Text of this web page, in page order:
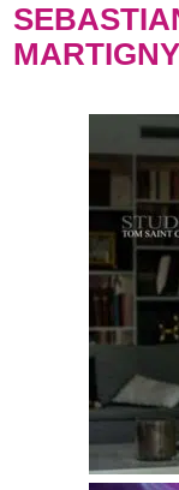
MARTIGNY